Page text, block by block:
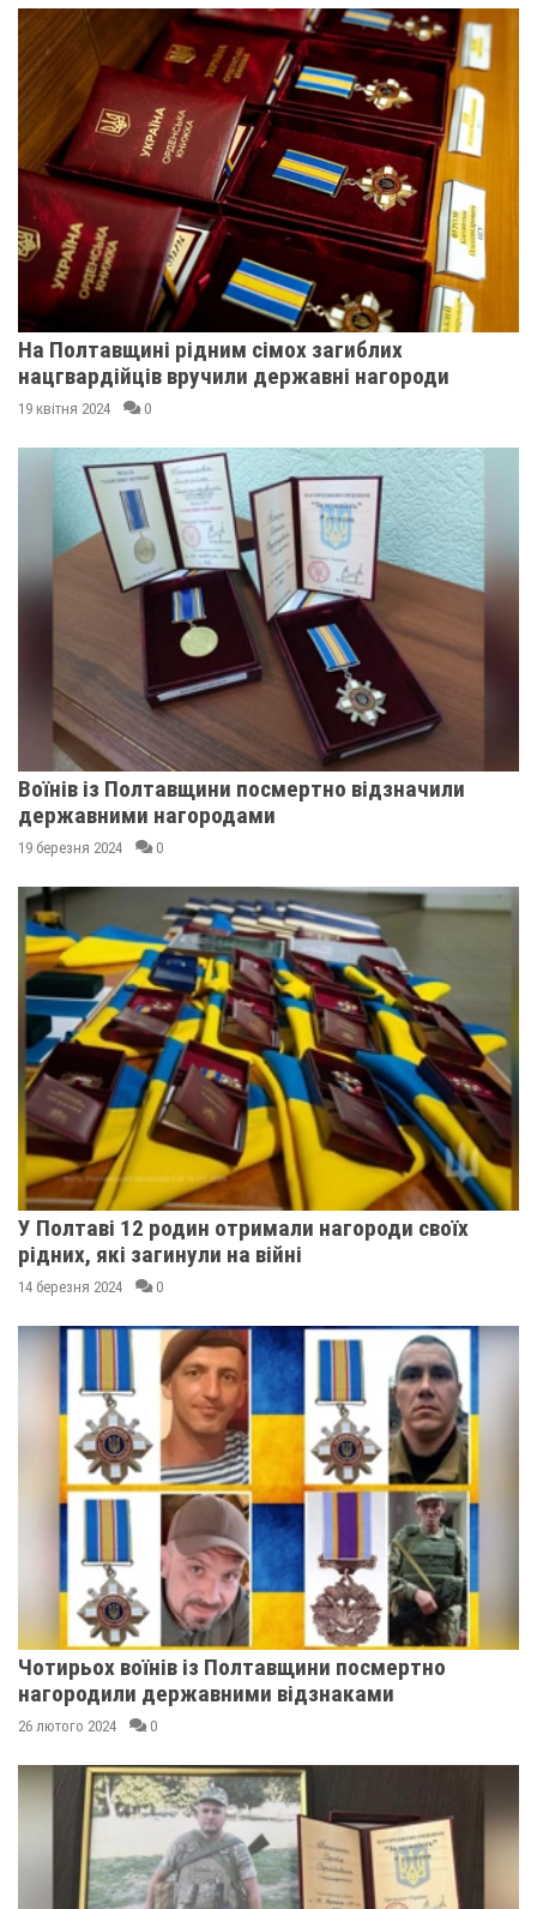
На Полтавщині рідним сімох загиблих
нацгвардійців вручили державні нагороди
19 квітня 2024 0
Воїнів із Полтавщини посмертно відзначили
державними нагородами
19 березня 2024 0
У Полтаві 12 родин отримали нагороди своїх
рідних, які загинули на війні
14 березня 2024 0
Чотирьох воїнів із Полтавщини посмертно
нагородили державними відзнаками
26 лютого 2024 0